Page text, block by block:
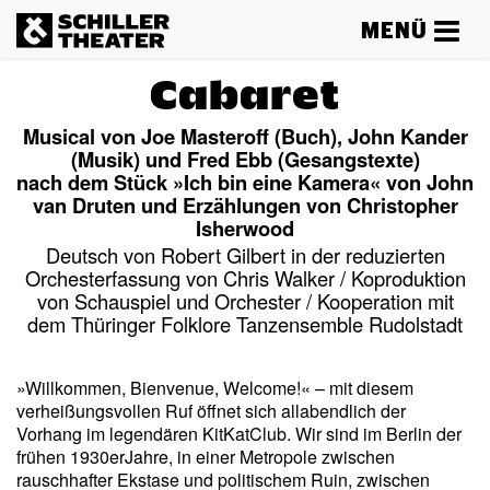
MENÜ
Cabaret
Musical von Joe Masteroff (Buch), John Kander
(Musik) und Fred Ebb (Gesangstexte)
nach dem Stück »Ich bin eine Kamera« von John
van Druten und Erzählungen von Christopher
Isherwood
Deutsch von Robert Gilbert in der reduzierten
Orchesterfassung von Chris Walker / Koproduktion
von Schauspiel und Orchester / Kooperation mit
dem Thüringer Folklore Tanzensemble Rudolstadt
»Willkommen, Bienvenue, Welcome!« – mit diesem
verheißungsvollen Ruf öffnet sich allabendlich der
Vorhang im legendären KitKatClub. Wir sind im Berlin der
frühen 1930erJahre, in einer Metropole zwischen
rauschhafter Ekstase und politischem Ruin, zwischen